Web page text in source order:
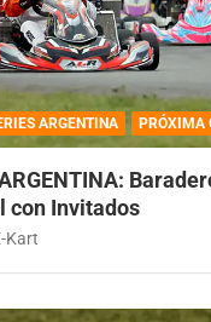
ARGENTINA PRÓXIMA
con Invitados
Kart